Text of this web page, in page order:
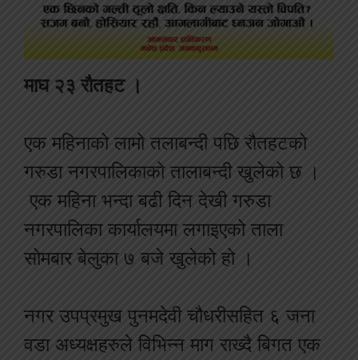
माघ २३ रौतहट ।
एक महिनाको लामो तलाबन्दी पछि रौतहटको
गरुडा नगरपालिकाको तालाबन्दी खुलेको छ ।
एक महिना भन्दा बढी दिन देखी गरुडा
नगरपालिका कार्यालयमा लगाइएको ताला
सोमबार बेलुका ७ बजे खुलेको हो ।
नगर उपप्रमुख पुनमदेवी चौधरीसहित ६ जना
वडा अध्यक्षहरुले विभिन्न माग राख्दै बिगत एक